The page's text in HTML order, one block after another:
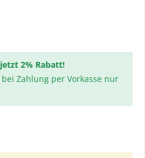
2% Rabatt!
Zahlung per Vorkasse nur